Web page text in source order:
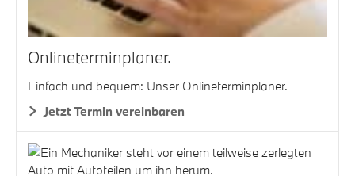
Onlineterminplaner.
Einfach und bequem: Unser Onlineterminplaner.
Jetzt Termin vereinbaren